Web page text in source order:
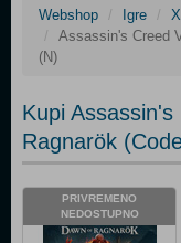
Webshop Igre
Assassin's Creed
(N)
Kupi
Ragnarök
PRIVREMENO
NEDOSTUPNO